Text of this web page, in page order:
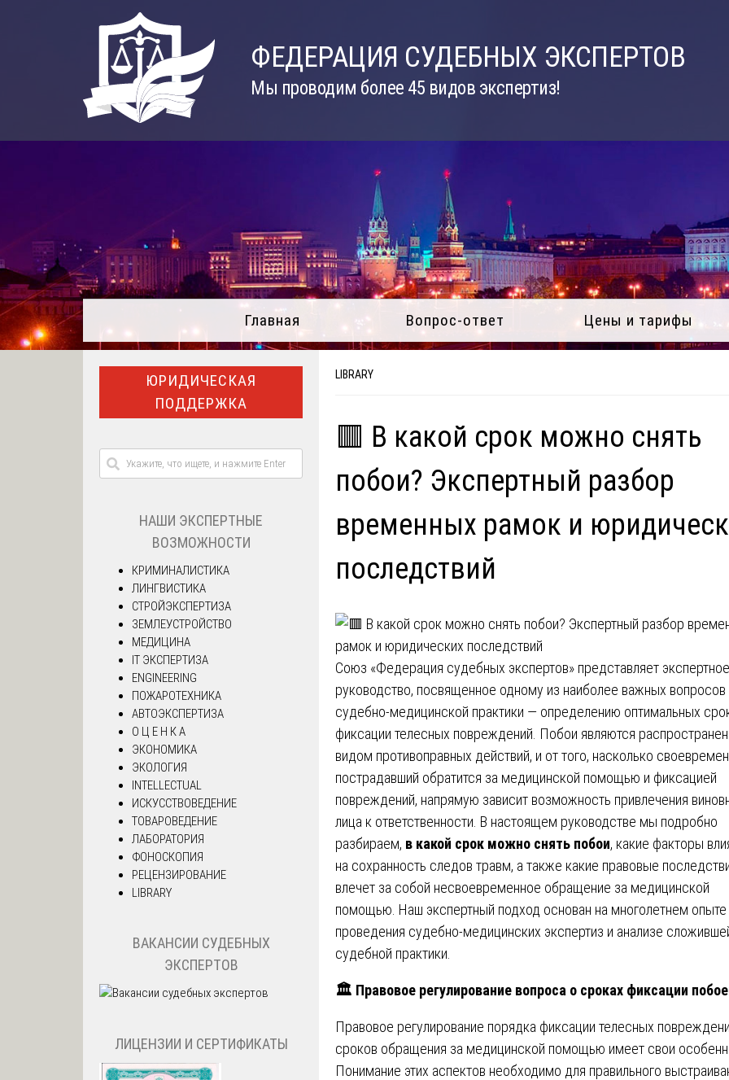
ФЕДЕРАЦИЯ СУДЕБНЫХ ЭКСПЕРТОВ
Мы проводим более 45 видов экспертиз!
Главная Вопрос-ответ Цены и тарифы
LIBRARY
🟥 В какой срок можно снять
побои? Экспертный разбор
временных рамок и
последствий
Союз «Федерация судебных экспертов» представляет экспертное
руководство, посвященное одному из наиболее важных вопросов
судебно-медицинской практики — определению оптимальных
фиксации телесных повреждений. Побои являются
видом противоправных действий, и от того, насколько
пострадавший обратится за медицинской помощью и фиксацией
повреждений, напрямую зависит возможность привлечения
лица к ответственности. В настоящем руководстве мы подробно
разбираем, в какой срок можно снять побои, какие факторы
на сохранность следов травм, а также какие правовые
влечет за собой несвоевременное обращение за медицинской
помощью. Наш экспертный подход основан на многолетнем опыте
проведения судебно-медицинских экспертиз и анализе
судебной практики.
🏛️ Правовое регулирование вопроса о сроках фиксации
Правовое регулирование порядка фиксации телесных
сроков обращения за медицинской помощью имеет свои
Понимание этих аспектов необходимо для правильного
ЮРИДИЧЕСКАЯ
ПОДДЕРЖКА
НАШИ ЭКСПЕРТНЫЕ
ВОЗМОЖНОСТИ
КРИМИНАЛИСТИКА
ЛИНГВИСТИКА
СТРОЙЭКСПЕРТИЗА
ЗЕМЛЕУСТРОЙСТВО
МЕДИЦИНА
IT ЭКСПЕРТИЗА
ENGINEERING
ПОЖАРОТЕХНИКА
АВТОЭКСПЕРТИЗА
О Ц Е Н К А
ЭКОНОМИКА
ЭКОЛОГИЯ
INTELLECTUAL
ИСКУССТВОВЕДЕНИЕ
ТОВАРОВЕДЕНИЕ
ЛАБОРАТОРИЯ
ФОНОСКОПИЯ
РЕЦЕНЗИРОВАНИЕ
LIBRARY
ВАКАНСИИ СУДЕБНЫХ
ЭКСПЕРТОВ
ЛИЦЕНЗИИ И СЕРТИФИКАТЫ